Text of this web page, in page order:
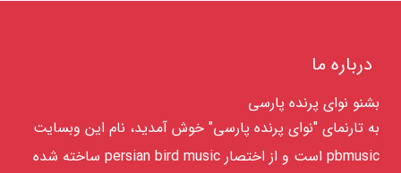
درباره ما
بشنو نوای پرنده پارسی
به تارنمای "نوای پرنده پارسی" خوش آمدید، نام این وبسایت
pbmusic است و از اختصار persian bird music ساخته شده